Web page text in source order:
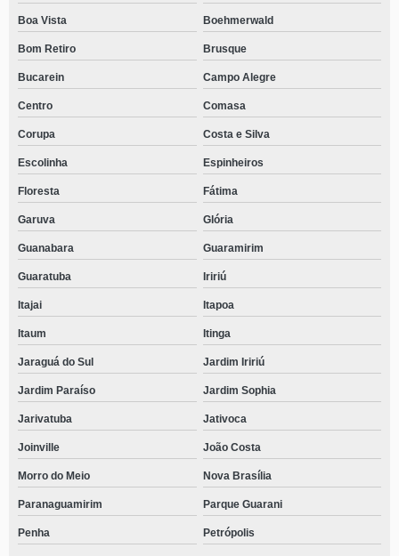
Boa Vista Boehmerwald
Bom Retiro Brusque
Bucarein Campo Alegre
Centro Comasa
Corupa Costa e Silva
Escolinha Espinheiros
Floresta Fátima
Garuva Glória
Guanabara Guaramirim
Guaratuba Iririú
Itajai Itapoa
Itaum Itinga
Jaraguá do Sul Jardim Iririú
Jardim Paraíso Jardim Sophia
Jarivatuba Jativoca
Joinville João Costa
Morro do Meio Nova Brasília
Paranaguamirim Parque Guarani
Penha Petrópolis